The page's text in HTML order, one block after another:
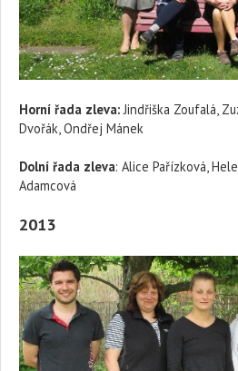
Horní řada zleva: Jindřiška Zoufalá,
Dvořák, Ondřej Mánek
Dolní řada zleva: Alice Pařízková,
Adamcová
2013